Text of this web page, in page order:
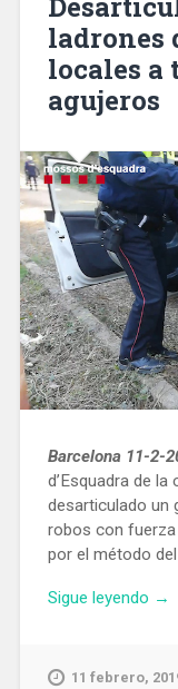
en
ladrones
locales a
agujeros
Barcelona 11-2-
d’Esquadra de
desarticulado un
robos con
por el método
Sigue leyendo
de
→
11 febrero,